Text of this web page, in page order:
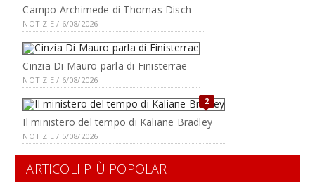
Campo Archimede di Thomas Disch
NOTIZIE / 6/08/2026
Cinzia Di Mauro parla di Finisterrae
NOTIZIE / 6/08/2026
2
Il ministero del tempo di Kaliane Bradley
NOTIZIE / 5/08/2026
ARTICOLI PIÙ POPOLARI